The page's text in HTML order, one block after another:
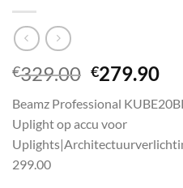
€329.00
was:
€329.00.
€279.90
is:
Beamz Professional
Uplight op accu voor
299.00